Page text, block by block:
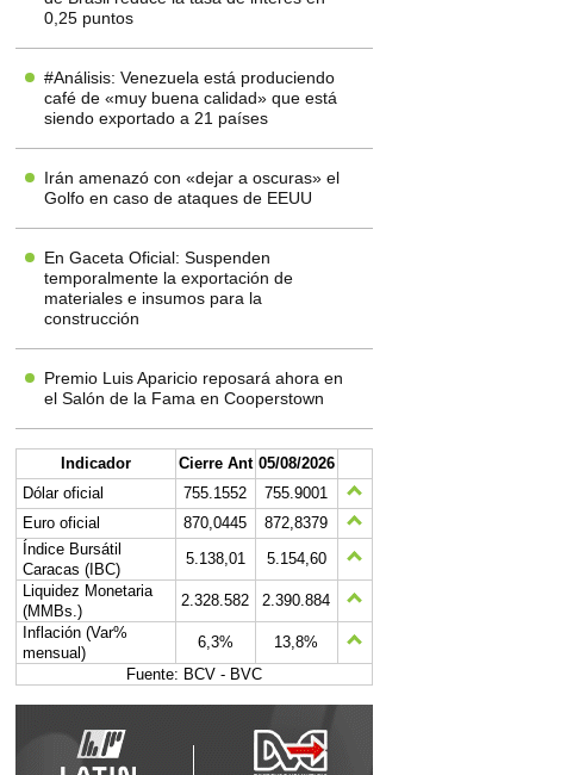
0,25 puntos
#Análisis: Venezuela está produciendo
café de «muy buena calidad» que está
siendo exportado a 21 países
Irán amenazó con «dejar a oscuras» el
Golfo en caso de ataques de EEUU
En Gaceta Oficial: Suspenden
temporalmente la exportación de
materiales e insumos para la
construcción
Premio Luis Aparicio reposará ahora en
el Salón de la Fama en Cooperstown
Indicador Cierre Ant 05/08/2026
Dólar oficial
755.1552
755.9001
Euro oficial
870,0445
872,8379
Índice Bursátil
Caracas (IBC)
5.138,01
5.154,60
Liquidez Monetaria
(MMBs.)
2.328.582
2.390.884
Inflación (Var%
mensual)
6,3%
13,8%
Fuente: BCV - BVC